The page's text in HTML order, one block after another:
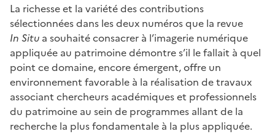
La richesse et la variété des contributions
sélectionnées dans les deux numéros que la revue
In Situ a souhaité consacrer à l’imagerie numérique
appliquée au patrimoine démontre s’il le fallait à quel
point ce domaine, encore émergent, offre un
environnement favorable à la réalisation de travaux
associant chercheurs académiques et professionnels
du patrimoine au sein de programmes allant de la
recherche la plus fondamentale à la plus appliquée.